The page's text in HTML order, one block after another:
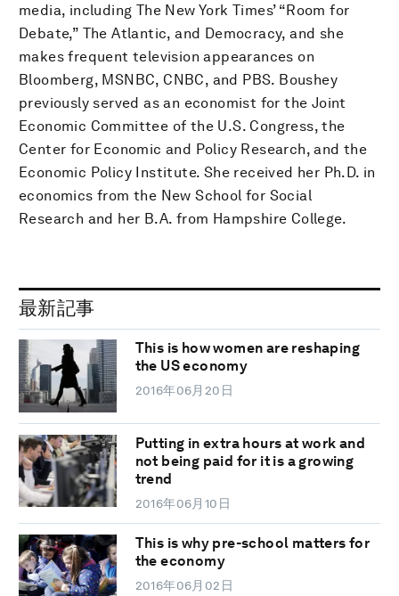
media, including The New York Times’ “Room for
Debate,” The Atlantic, and Democracy, and she
makes frequent television appearances on
Bloomberg, MSNBC, CNBC, and PBS. Boushey
previously served as an economist for the Joint
Economic Committee of the U.S. Congress, the
Center for Economic and Policy Research, and the
Economic Policy Institute. She received her Ph.D. in
economics from the New School for Social
Research and her B.A. from Hampshire College.
最新記事
This is how women are reshaping
the US economy
2016年06月20日
Putting in extra hours at work and
not being paid for it is a growing
trend
2016年06月10日
This is why pre-school matters for
the economy
2016年06月02日